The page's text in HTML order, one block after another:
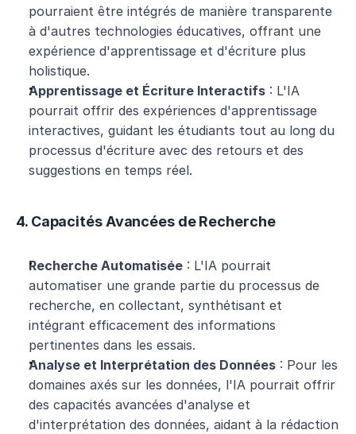
pourraient être intégrés de manière transparente
à d'autres technologies éducatives, offrant une
expérience d'apprentissage et d'écriture plus
holistique.
Apprentissage et Écriture Interactifs : L'IA
pourrait offrir des expériences d'apprentissage
interactives, guidant les étudiants tout au long du
processus d'écriture avec des retours et des
suggestions en temps réel.
4. Capacités Avancées de Recherche
Recherche Automatisée : L'IA pourrait
automatiser une grande partie du processus de
recherche, en collectant, synthétisant et
intégrant efficacement des informations
pertinentes dans les essais.
Analyse et Interprétation des Données : Pour les
domaines axés sur les données, l'IA pourrait offrir
des capacités avancées d'analyse et
d'interprétation des données, aidant à la rédaction